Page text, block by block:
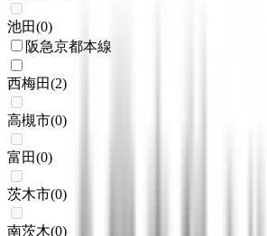
池田(0)
阪急京都本線
西梅田(2)
高槻市(0)
富田(0)
茨木市(0)
南茨木(0)